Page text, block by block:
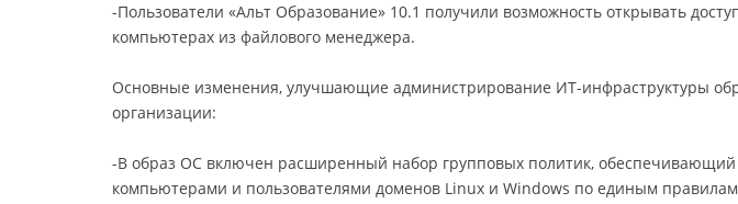
-Пользователи «Альт Образование» 10.1 получили возможность открывать
компьютерах из файлового менеджера.
Основные изменения, улучшающие администрирование ИТ-инфраструктуры
организации:
-В образ ОС включен расширенный набор групповых политик, обеспечивающий
компьютерами и пользователями доменов Linux и Windows по единым